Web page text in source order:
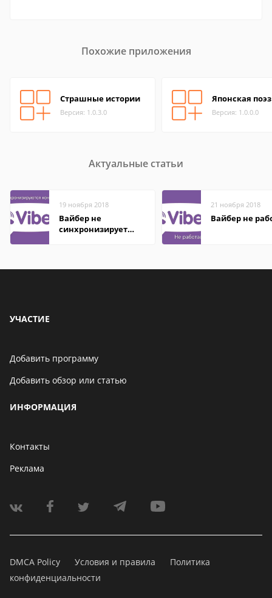
Похожие приложения
Страшные истории
Версия: 1.0.3.0
Японская
Версия: 1.0.0.0
Актуальные статьи
19 ноября 2018
Вайбер не
синхронизирует
21 ноября 2018
Вайбер не
УЧАСТИЕ
Добавить программу
Добавить обзор или статью
ИНФОРМАЦИЯ
Контакты
Реклама
DMCA Policy Условия и правила
Политика
конфиденциальности